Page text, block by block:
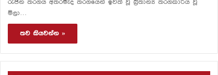
රැජින තරගය අතරමැද තරගයෙන් ඉවත් වූ බ්‍රිතාන්‍ය තරගකාරිය වූ
මිලා…
තව කියවන්න »